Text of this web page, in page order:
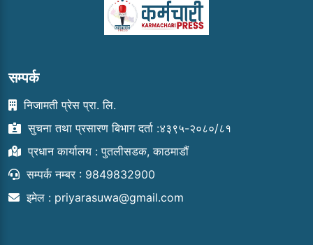
सम्पर्क
निजामती प्रेस प्रा. लि.
सुचना तथा प्रसारण बिभाग दर्ता :४३९५-२०८०/८१
प्रधान कार्यालय : पुतलीसडक, काठमाडौं
सम्पर्क नम्बर : 9849832900
इमेल : priyarasuwa@gmail.com